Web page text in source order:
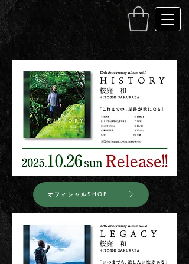
オフィシャルSHOP